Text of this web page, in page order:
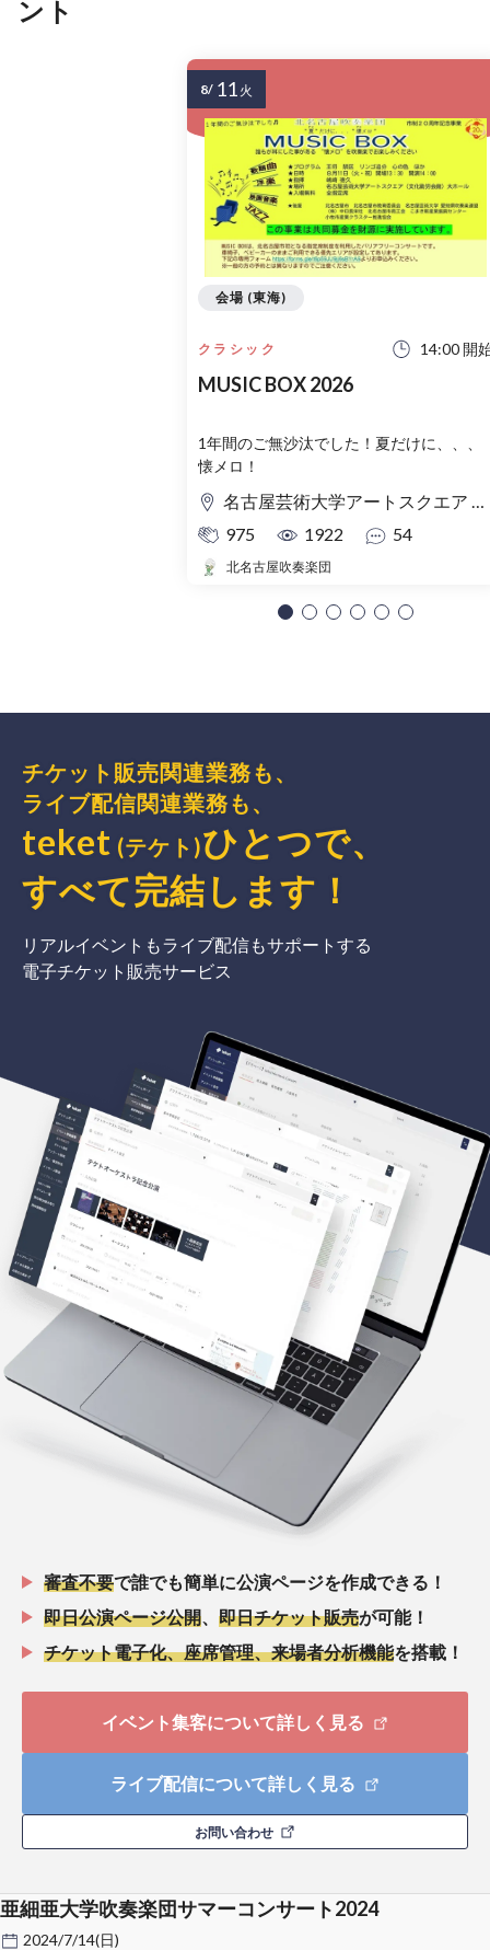
ント
クラシック 14:00 開
MUSIC BOX 2026
1年間のご無沙汰でした！夏だけに、、、
懐メロ！
名古屋芸術大学アートスクエア 大ホール
975
1922 54
北名古屋吹奏楽団
会場 (東海)
8/ 11 火
チケット販売関連業務も、
ライブ配信関連業務も、
teket (テケト)ひとつで、
すべて完結 します ！
リアルイベントもライブ配信もサポートする
電子チケット販売サービス
審査不要で誰でも簡単に公演ページを作成できる！
即日公演ページ公開
即日チケット販売が可能！
チケット電子化、座席管理、来場者分析機能を搭載！
イベント集客について詳しく見る
ライブ配信について詳しく見る
お問い合わせ
亜細亜大学吹奏楽団サマーコンサート2024
2024/7/14(日)